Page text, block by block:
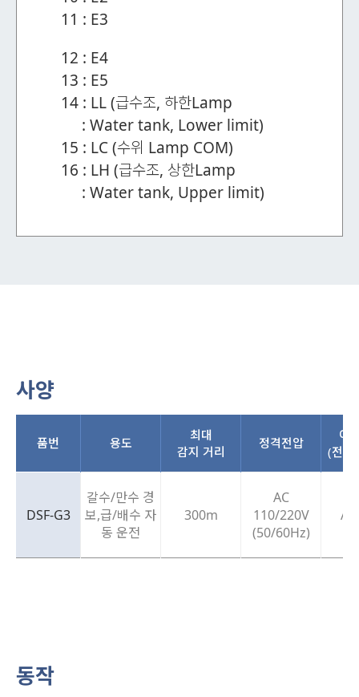
11 : E3
12 : E4
13 : E5
14 : LL (급수조, 하한Lamp
: Water tank, Lower limit)
15 : LC (수위 Lamp COM)
16 : LH (급수조, 상한Lamp
: Water tank, Upper limit)
사양
품번 용도
최대
감지 거리
정격전압
이
(전극
DSF-G3
갈수/만수 경
보,급/배수 자
동 운전
300m
AC
110/220V
(50/60Hz)
동작